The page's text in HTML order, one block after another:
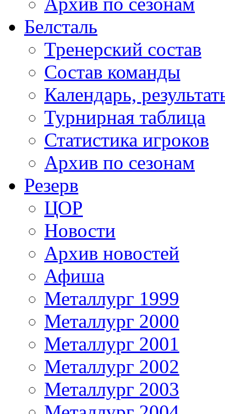
Белсталь
Тренерский состав
Состав команды
Календарь,
Турнирная таблица
Статистика игроков
Архив по сезонам
Резерв
ЦОР
Новости
Архив новостей
Афиша
Металлург 1999
Металлург 2000
Металлург 2001
Металлург 2002
Металлург 2003